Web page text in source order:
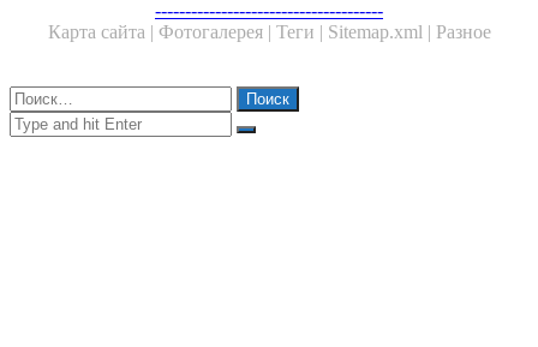
--------------------------------------
Карта сайта | Фотогалерея | Теги | Sitemap.xml | Разное
Close
Найти:
Close
Search